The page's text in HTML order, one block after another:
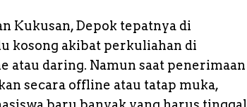
Kukusan, Depok tepatnya di
kosong akibat perkuliahan di
atau daring. Namun saat penerimaan
secara offline atau tatap muka,